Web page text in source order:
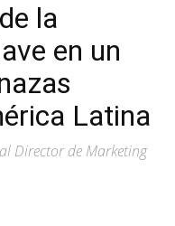
la
en un
Latina
Director de Marketing